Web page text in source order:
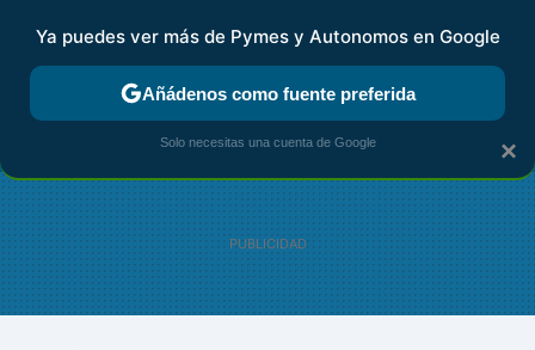
FISCALIDAD Y CONTABILIDAD KIT DIGITAL RENTA
×
Ya puedes ver más de Pymes y Autonomos en Google
Añádenos como fuente preferida
Solo necesitas una cuenta de Google